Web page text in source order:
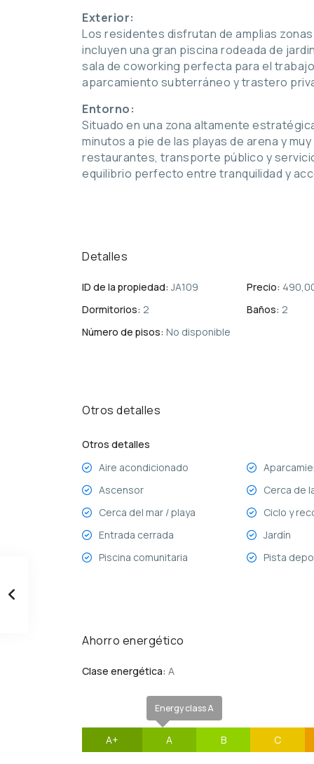
Exterior:
Los residentes disfrutan de amplias
incluyen una gran piscina rodeada de
sala de coworking perfecta para el
aparcamiento subterráneo y trastero
Entorno:
Situado en una zona altamente
minutos a pie de las playas de arena y
restaurantes, transporte público y
equilibrio perfecto entre tranquilidad y
Detalles
ID de la propiedad: JA109 Precio:
Dormitorios: 2 Baños: 2
Número de pisos: No disponible
Otros detalles
Otros detalles
Aire acondicionado
Ascensor
Cerca de
Cerca del mar / playa
Ciclo y
Entrada cerrada
Jardín
Piscina comunitaria
Pista
Ahorro energético
Clase energética: A
A+
Energy class A
A B C